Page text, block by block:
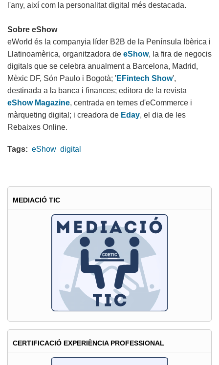
l'any, així com la personalitat digital més destacada.
Sobre eShow
eWorld és la companyia líder B2B de la Península Ibèrica i
Llatinoamèrica, organitzadora de eShow, la fira de negocis
digitals que se celebra anualment a Barcelona, ​​Madrid,
Mèxic DF, Són Paulo i Bogotà; 'EFintech Show',
destinada a la banca i finances; editora de la revista
eShow Magazine, centrada en temes d'eCommerce i
màrqueting digital; i creadora de Eday, el dia de les
Rebaixes Online.
Tags: eShow digital
MEDIACIÓ TIC
CERTIFICACIÓ EXPERIÈNCIA PROFESSIONAL